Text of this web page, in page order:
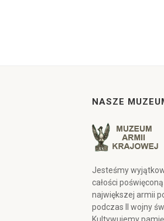
NASZE
Jesteśmy
całości
największej armii
podczas II wojny